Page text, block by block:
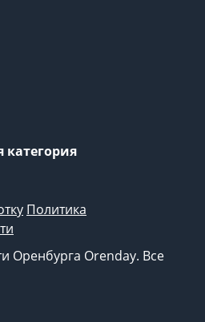
категория
Политика
Оренбурга Orenday. Все